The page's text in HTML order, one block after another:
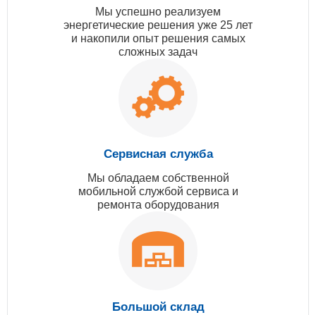
Мы успешно реализуем
энергетические решения уже 25 лет
и накопили опыт решения самых
сложных задач
Сервисная служба
Мы обладаем собственной
мобильной службой сервиса и
ремонта оборудования
Большой склад